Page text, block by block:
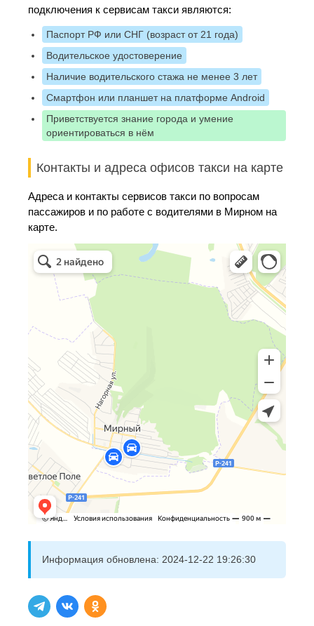
подключения к сервисам такси являются:
Паспорт РФ или СНГ (возраст от 21 года)
Водительское удостоверение
Наличие водительского стажа не менее 3 лет
Смартфон или планшет на платформе Android
Приветствуется знание города и умение
ориентироваться в нём
Контакты и адреса офисов такси на карте
Адреса и контакты сервисов такси по вопросам
пассажиров и по работе с водителями в Мирном на
карте.
Информация обновлена: 2024-12-22 19:26:30